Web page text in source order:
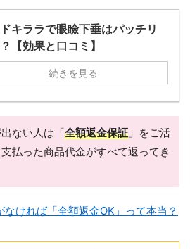
キララで眼瞼下垂はパッチリ
【効果と口コミ】
続きを見る
ない人は「全額返金保証 」をご活
払った商品代金がすべて返ってき
なければ「全額返金OK」って本当？